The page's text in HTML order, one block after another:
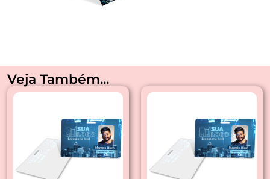
Veja Também...